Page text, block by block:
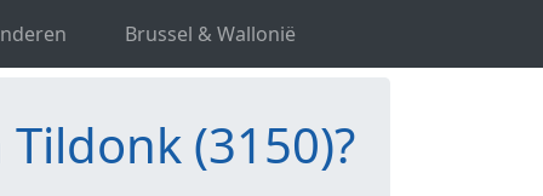
Brussel & Wallonië
(3150)?